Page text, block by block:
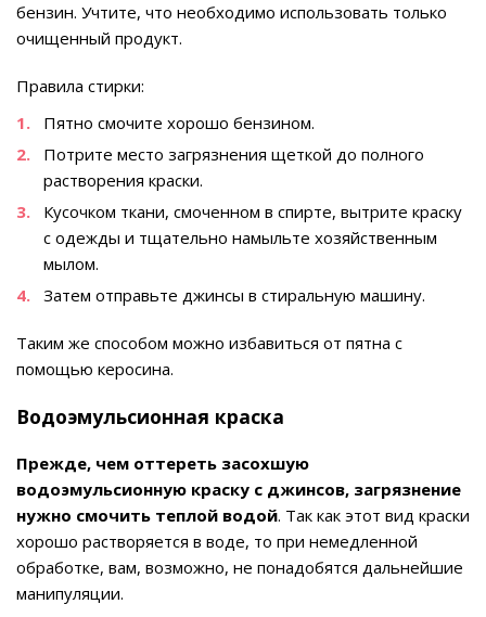
бензин. Учтите, что необходимо использовать только
очищенный продукт.
Правила стирки:
Пятно смочите хорошо бензином.
Потрите место загрязнения щеткой до полного
растворения краски.
Кусочком ткани, смоченном в спирте, вытрите краску
с одежды и тщательно намыльте хозяйственным
мылом.
Затем отправьте джинсы в стиральную машину.
Таким же способом можно избавиться от пятна с
помощью керосина.
Водоэмульсионная краска
Прежде, чем оттереть засохшую
водоэмульсионную краску с джинсов, загрязнение
нужно смочить теплой водой. Так как этот вид краски
хорошо растворяется в воде, то при немедленной
обработке, вам, возможно, не понадобятся дальнейшие
манипуляции.